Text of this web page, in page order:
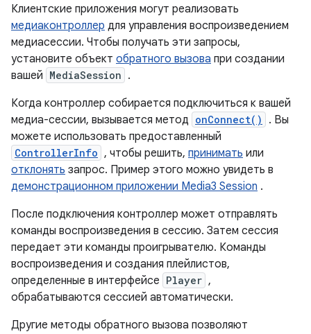
Клиентские приложения могут реализовать
медиаконтроллер для управления воспроизведением
медиасессии. Чтобы получать эти запросы,
установите объект обратного вызова при создании
вашей MediaSession .
Когда контроллер собирается подключиться к вашей
медиа-сессии, вызывается метод onConnect()
. Вы
можете использовать предоставленный
ControllerInfo , чтобы решить, принимать или
отклонять запрос. Пример этого можно увидеть в
демонстрационном приложении Media3 Session .
После подключения контроллер может отправлять
команды воспроизведения в сессию. Затем сессия
передает эти команды проигрывателю. Команды
воспроизведения и создания плейлистов,
определенные в интерфейсе Player ,
обрабатываются сессией автоматически.
Другие методы обратного вызова позволяют